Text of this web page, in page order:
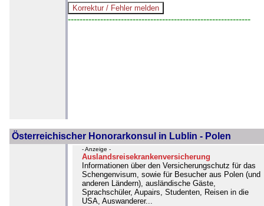
--------------------------------------------------------------
Österreichischer Honorarkonsul in Lublin - Polen
- Anzeige -
Auslandsreisekrankenversicherung
Informationen über den Versicherungschutz für das
Schengenvisum, sowie für Besucher aus Polen (und
anderen Ländern), ausländische Gäste,
Sprachschüler, Aupairs, Studenten, Reisen in die
USA, Auswanderer...